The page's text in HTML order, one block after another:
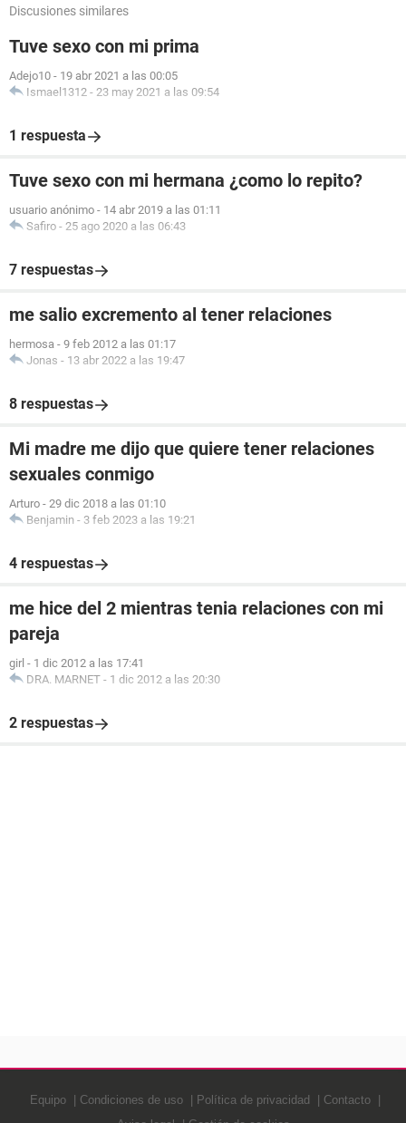
Discusiones similares
Tuve sexo con mi prima
Adejo10 - 19 abr 2021 a las 00:05
Ismael1312 - 23 may 2021 a las 09:54
1 respuesta
Tuve sexo con mi hermana ¿como lo repito?
usuario anónimo - 14 abr 2019 a las 01:11
Safiro - 25 ago 2020 a las 06:43
7 respuestas
me salio excremento al tener relaciones
hermosa - 9 feb 2012 a las 01:17
Jonas - 13 abr 2022 a las 19:47
8 respuestas
Mi madre me dijo que quiere tener relaciones
sexuales conmigo
Arturo - 29 dic 2018 a las 01:10
Benjamin - 3 feb 2023 a las 19:21
4 respuestas
me hice del 2 mientras tenia relaciones con mi
pareja
girl - 1 dic 2012 a las 17:41
DRA. MARNET - 1 dic 2012 a las 20:30
2 respuestas
Equipo Condiciones de uso Política de privacidad
Contacto